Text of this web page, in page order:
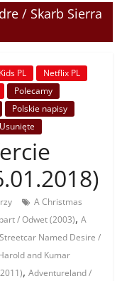
/ Skarb Sierra
PL
Netflix PL
Polecamy
Polskie napisy
Usunięte
A Christmas
/ Odwet (2003),A
Named Desire /
and Kumar
,Adventureland /